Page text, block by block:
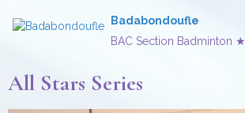
Badabondoufle
BAC Section Badminton ★
All Stars Series